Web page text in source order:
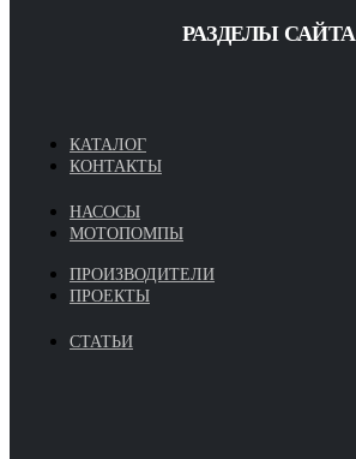
РАЗДЕЛЫ САЙТА
КАТАЛОГ
КОНТАКТЫ
НАСОСЫ
МОТОПОМПЫ
ПРОИЗВОДИТЕЛИ
ПРОЕКТЫ
СТАТЬИ